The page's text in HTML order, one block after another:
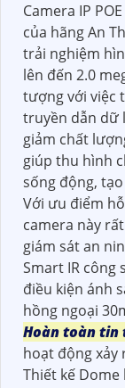
Camera IP
của hãng An
trải nghiệm
lên đến 2.0
tượng với việc
truyền dẫn dữ
giảm chất
giúp thu hình
sống động,
Với ưu điểm
camera này
giám sát an
Smart IR công
điều kiện ánh
hồng ngoại
Hoàn toàn tin
hoạt động xảy
Thiết kế